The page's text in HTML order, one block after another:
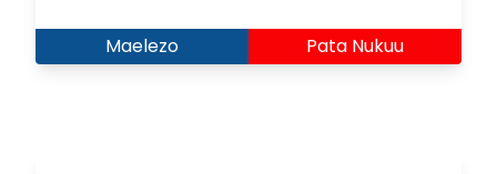
Maelezo Pata Nukuu